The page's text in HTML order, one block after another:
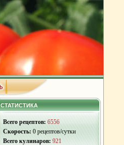
СТАТИСТИКА
Всего рецептов: 6556
Скорость:0 рецептов/сутки
Всего кулинаров: 921